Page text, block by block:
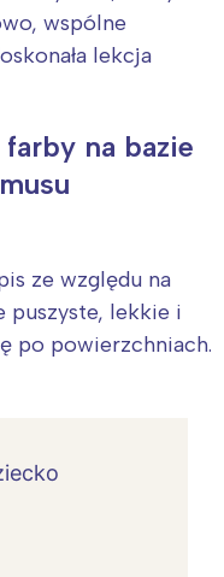
wspólne
lekcja
na bazie
ze względu na
puszyste, lekkie i
po powierzchniach.